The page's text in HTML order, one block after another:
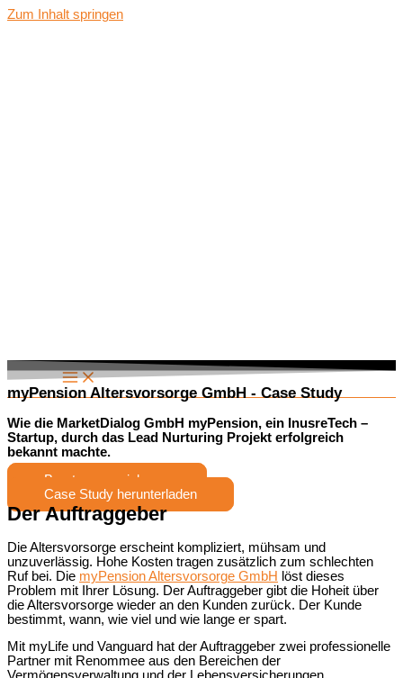
Zum Inhalt springen
myPension Altersvorsorge GmbH - Case Study
Wie die MarketDialog GmbH myPension, ein InusreTech –
Startup, durch das Lead Nurturing Projekt erfolgreich
bekannt machte.
Beratung vereinbaren
Case Study herunterladen
Der Auftraggeber
Die Altersvorsorge erscheint kompliziert, mühsam und
unzuverlässig. Hohe Kosten tragen zusätzlich zum schlechten
Ruf bei. Die myPension Altersvorsorge GmbH löst dieses
Problem mit Ihrer Lösung. Der Auftraggeber gibt die Hoheit über
die Altersvorsorge wieder an den Kunden zurück. Der Kunde
bestimmt, wann, wie viel und wie lange er spart.
Mit myLife und Vanguard hat der Auftraggeber zwei professionelle
Partner mit Renommee aus den Bereichen der